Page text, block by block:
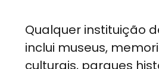
Qualquer instituição
inclui museus,
culturais, parques